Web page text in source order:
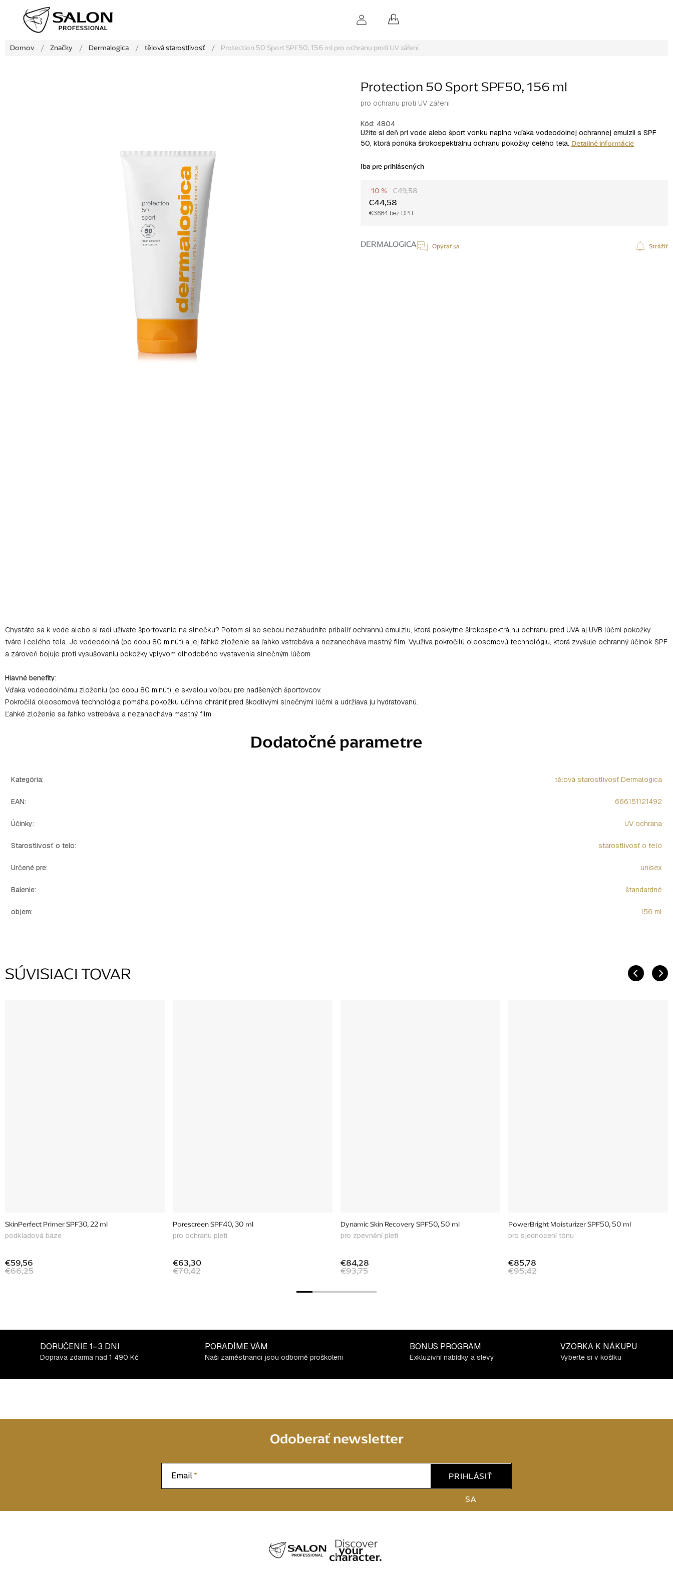
NÁKUPNÝ
KOŠÍK
Domov
/ Značky / Dermalogica / tělová starostlivosť / Protection 50 Sport SPF50, 156 ml pro ochranu proti UV záření
Protection 50 Sport SPF50, 156 ml
pro ochranu proti UV záření
Kód: 4804
Užite si deň pri vode alebo šport vonku naplno vďaka vodeodolnej ochrannej emulzii s SPF
50, ktorá ponúka širokospektrálnu ochranu pokožky celého tela. Detailné informácie
Iba pre prihlásených
€49,58
-10 %
€44,58
€36,84 bez DPH
DERMALOGICA Opýtať sa Strážiť
Chystáte sa k vode alebo si radi užívate športovanie na slnečku? Potom si so sebou nezabudnite pribaliť ochrannú emulziu, ktorá poskytne širokospektrálnu ochranu pred UVA aj UVB lúčmi pokožky
tváre i celého tela. Je vodeodolná (po dobu 80 minút) a jej ľahké zloženie sa ľahko vstrebáva a nezanecháva mastný film. Využíva pokročilú oleosomovú technológiu, ktorá zvyšuje ochranný účinok SPF
a zároveň bojuje proti vysušovaniu pokožky vplyvom dlhodobého vystavenia slnečným lúčom.
Hlavné benefity:
Vďaka vodeodolnému zloženiu (po dobu 80 minút) je skvelou voľbou pre nadšených športovcov.
Pokročilá oleosomová technológia pomáha pokožku účinne chrániť pred škodlivými slnečnými lúčmi a udržiava ju hydratovanú.
Ľahké zloženie sa ľahko vstrebáva a nezanecháva mastný film.
Dodatočné parametre
Kategória: tělová starostlivosť Dermalogica
EAN: 666151121492
Účinky: UV ochrana
Starostlivosť o telo: starostlivosť o telo
Určené pre: unisex
Balenie: štandardné
objem: 156 ml
SÚVISIACI TOVAR
SkinPerfect Primer SPF30, 22 ml
podkladová báze
€66,25
€59,56
Porescreen SPF40, 30 ml
pro ochranu pleti
€70,42
€63,30
Dynamic Skin Recovery SPF50, 50 ml
pro zpevnění pleti
€93,75
€84,28
PowerBright Moisturizer SPF50, 50 ml
pro sjednocení tónu
€95,42
€85,78
DORUČENIE 1–3 DNI
Doprava zdarma nad 1 490 Kč
PORADÍME VÁM
Naši zaměstnanci jsou odborně proškoleni
BONUS PROGRAM
Exkluzivní nabídky a slevy
VZORKA K NÁKUPU
Vyberte si v košíku
Odoberať newsletter
Email
PRIHLÁSIŤ
SA